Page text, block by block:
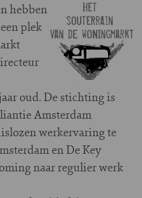
hebben
plek
oud. De stichting is
Amsterdam
werkervaring te
en De Key
naar regulier werk